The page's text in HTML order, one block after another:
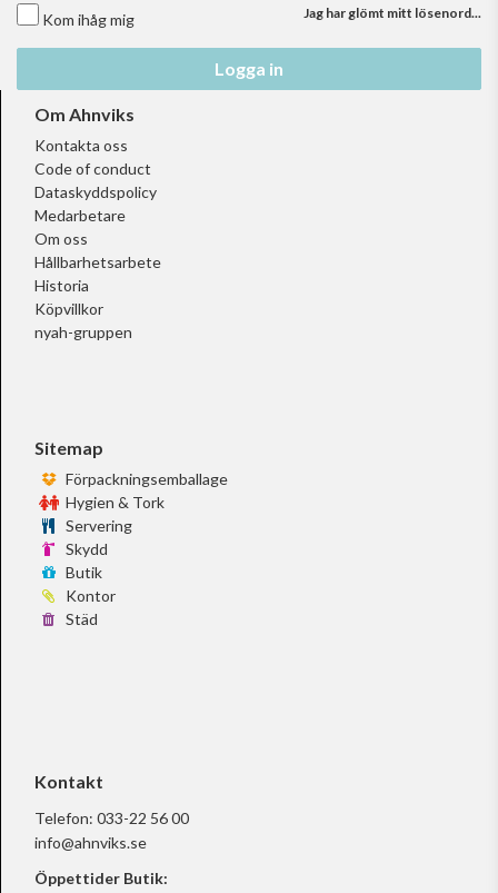
Kom ihåg mig Jag har glömt mitt lösenord...
Logga in
Om Ahnviks
Kontakta oss
Code of conduct
Dataskyddspolicy
Medarbetare
Om oss
Hållbarhetsarbete
Historia
Köpvillkor
nyah-gruppen
Sitemap
Förpackningsemballage
Hygien & Tork
Servering
Skydd
Butik
Kontor
Städ
Kontakt
Telefon: 033-22 56 00
info@ahnviks.se
Öppettider Butik: